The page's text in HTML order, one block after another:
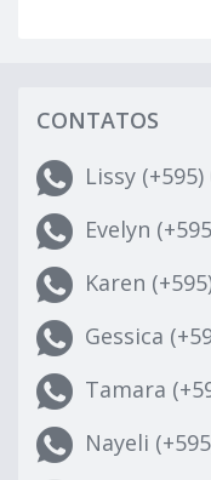
CONTATOS
Lissy
Evelyn
Karen
Gessica
Tamara
Nayeli